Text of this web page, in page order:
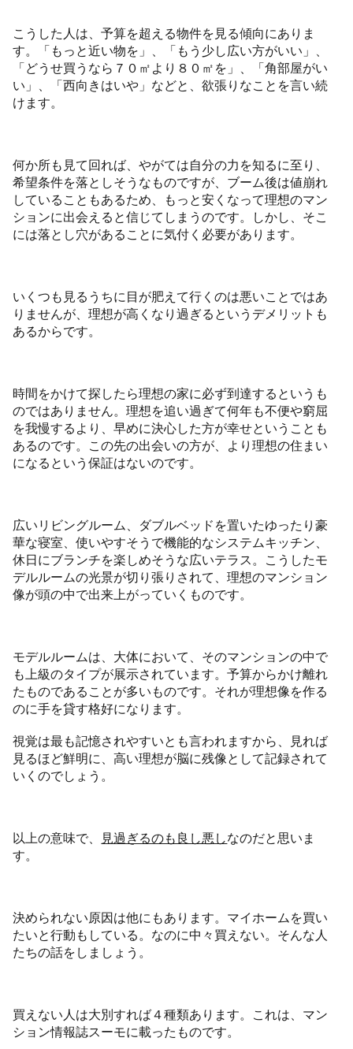
こうした人は、予算を超える物件を見る傾向にありま
す。「もっと近い物を」、「もう少し広い方がいい」、
「どうせ買うなら７０㎡より８０㎡を」、「角部屋がい
い」、「西向きはいや」などと、欲張りなことを言い続
けます。
何か所も見て回れば、やがては自分の力を知るに至り、
希望条件を落としそうなものですが、ブーム後は値崩れ
していることもあるため、もっと安くなって理想のマン
ションに出会えると信じてしまうのです。しかし、そこ
には落とし穴があることに気付く必要があります。
いくつも見るうちに目が肥えて行くのは悪いことではあ
りませんが、理想が高くなり過ぎるというデメリットも
あるからです。
時間をかけて探したら理想の家に必ず到達するというも
のではありません。理想を追い過ぎて何年も不便や窮屈
を我慢するより、早めに決心した方が幸せということも
あるのです。この先の出会いの方が、より理想の住まい
になるという保証はないのです。
広いリビングルーム、ダブルベッドを置いたゆったり豪
華な寝室、使いやすそうで機能的なシステムキッチン、
休日にブランチを楽しめそうな広いテラス。こうしたモ
デルルームの光景が切り張りされて、理想のマンション
像が頭の中で出来上がっていくものです。
モデルルームは、大体において、そのマンションの中で
も上級のタイプが展示されています。予算からかけ離れ
たものであることが多いものです。それが理想像を作る
のに手を貸す格好になります。
視覚は最も記憶されやすいとも言われますから、見れば
見るほど鮮明に、高い理想が脳に残像として記録されて
いくのでしょう。
以上の意味で、 見過ぎるのも良し悪し なのだと思いま
す。
決められない原因は他にもあります。マイホームを買い
たいと行動もしている。なのに中々買えない。そんな人
たちの話をしましょう。
買えない人は大別すれば４種類あります。これは、マン
ション情報誌スーモに載ったものです。